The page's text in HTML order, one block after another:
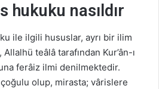
hukuku nasıldır
ile ilgili hususlar, ayrı bir ilim
teâlâ tarafından Kur’ân-ı
ferâiz ilmi denilmektedir.
olup, mirasta; vârislere